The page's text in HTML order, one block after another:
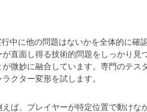
中に他の問題はないかを全体的に
直面し得る技術的問題をしっかり見
微妙に融合しています。専門のテ
クター変形を試します。
ば、プレイヤーが特定位置で動け